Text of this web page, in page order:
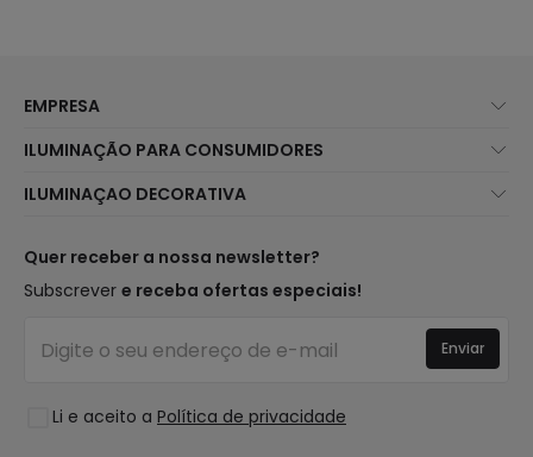
EMPRESA
Atendimento ao Cliente
Métodos de Envio
É Profissional?
Perguntas Frequentes (FAQ)
ILUMINAÇÃO PARA CONSUMIDORES
Marcas
Iluminação para empresas
ILUMINAÇAO DECORATIVA
Tendências
Marcas de Decoração Premium
Espaços
Coleções
Quer receber a nossa newsletter?
Subscrever e receba ofertas especiais!
Li e aceito a Política de privacidade
Enviar